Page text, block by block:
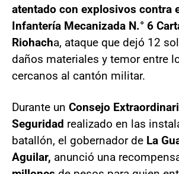
atentado con explosivos contra
Infantería Mecanizada N.° 6
Riohacha, ataque que dejó 12
daños materiales y temor entre
cercanos al cantón militar.
Durante un Consejo
Seguridad realizado en las
batallón, el gobernador de La
Aguilar, anunció una